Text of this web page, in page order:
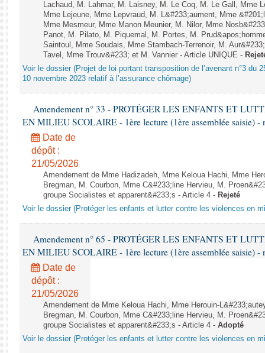
Lachaud, M. Lahmar, M. Laisney, M. Le Coq, M. Le Gall, Mme
Mme Lejeune, Mme Lepvraud, M. L&#233;aument, Mme
Mme Mesmeur, Mme Manon Meunier, M. Nilor, Mme
Panot, M. Pilato, M. Piquemal, M. Portes, M.
Saintoul, Mme Soudais, Mme Stambach-Terrenoir, M.
Tavel, Mme Trouv&#233; et M. Vannier - Article UNIQUE -
Voir le dossier (Projet de loi portant transposition de l’avenant n°3 du
10 novembre 2023 relatif à l’assurance chômage)
Amendement n° 33 - PROTÉGER LES ENFANTS ET
EN MILIEU SCOLAIRE - 1ère lecture (1ère assemblée saisie) -
Date de
dépôt :
21/05/2026
Amendement de Mme Hadizadeh, Mme Keloua Hachi, Mme
Bregman, M. Courbon, Mme C&#233;line Hervieu, M.
groupe Socialistes et apparent&#233;s - Article 4 - Rejeté
Voir le dossier (Protéger les enfants et lutter contre les violences en
Amendement n° 65 - PROTÉGER LES ENFANTS ET
EN MILIEU SCOLAIRE - 1ère lecture (1ère assemblée saisie) -
Date de
dépôt :
21/05/2026
Amendement de Mme Keloua Hachi, Mme Herouin-
Bregman, M. Courbon, Mme C&#233;line Hervieu, M.
groupe Socialistes et apparent&#233;s - Article 4 - Adopté
Voir le dossier (Protéger les enfants et lutter contre les violences en